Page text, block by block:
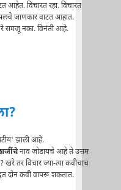
आहेत. विचारत रहा. विचारत
जाणकार वाटत आहात.
समजू नका. विनंती आहे.
झाली आहे.
नाव जोडायचे आहे ते उत्तम
तर विचार ज्या-त्या कवीचाच
दोन कवी वापरू शकतात.